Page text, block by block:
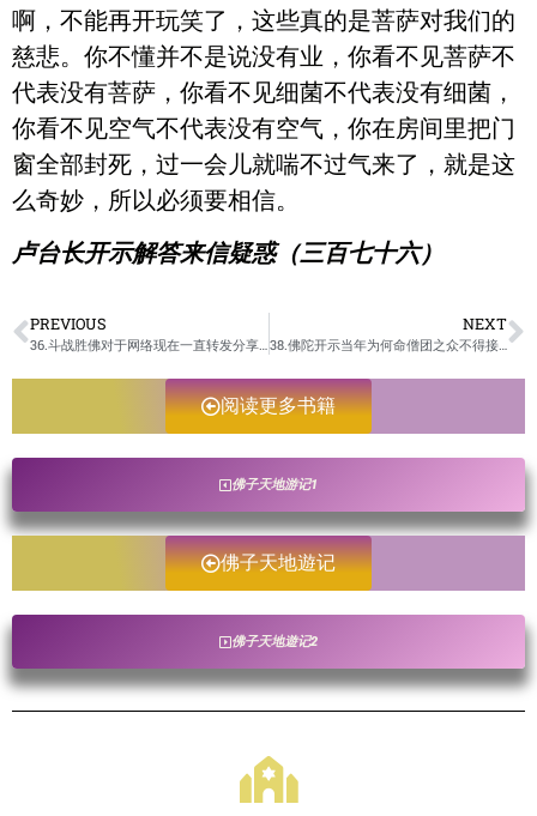
啊，不能再开玩笑了，这些真的是菩萨对我们的
慈悲。你不懂并不是说没有业，你看不见菩萨不
代表没有菩萨，你看不见细菌不代表没有细菌，
你看不见空气不代表没有空气，你在房间里把门
窗全部封死，过一会儿就喘不过气来了，就是这
么奇妙，所以必须要相信。
卢台长开示解答来信疑惑（三百七十六）
PREVIOUS NEXT
38.佛陀开示当年为何命僧团之众不得接受活杀之物供养？/佛子天地遊记-未成册
阅读更多书籍
佛子天地游记1
佛子天地遊记
佛子天地遊记2